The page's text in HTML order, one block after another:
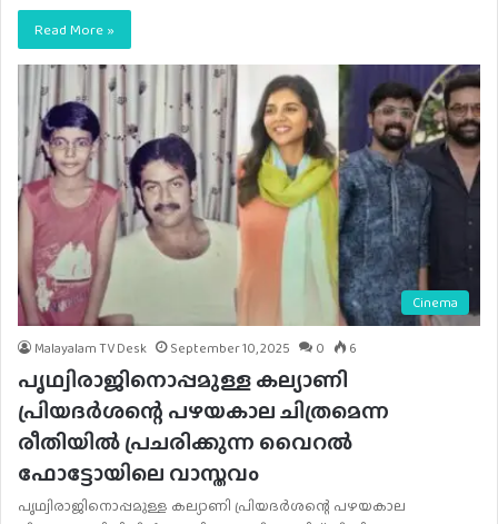
Read More »
Cinema
Malayalam TV Desk September 10, 2025 0 6
പൃഥ്വിരാജിനൊപ്പമുള്ള കല്യാണി
പ്രിയദർശന്റെ പഴയകാല ചിത്രമെന്ന
രീതിയിൽ പ്രചരിക്കുന്ന വൈറല്‍
ഫോട്ടോയിലെ വാസ്തവം
പൃഥ്വിരാജിനൊപ്പമുള്ള കല്യാണി പ്രിയദർശന്റെ പഴയകാല